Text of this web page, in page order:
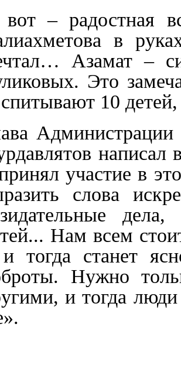
– радостная
в
Азамат –
Это
10
написал
участие в
слова
Нам всем
тогда станет
Нужно
и тогда